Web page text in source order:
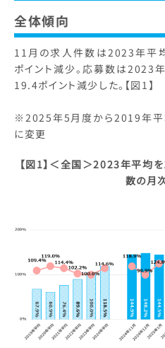
全体傾向
11月の求人件数は2023年平
ポイント減少。応募数は2023
19.4ポイント減少した。【図1】
※2025年5月度から2019年
に変更
【図1】＜全国＞2023年平均
数の月